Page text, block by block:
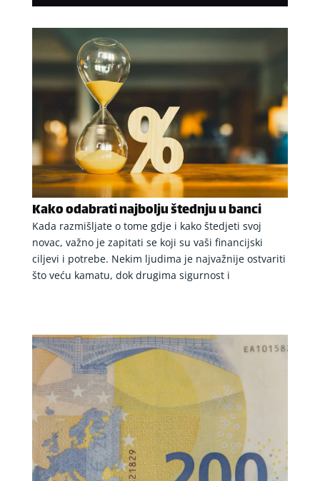
Kako odabrati najbolju štednju u banci
Kada razmišljate o tome gdje i kako štedjeti svoj
novac, važno je zapitati se koji su vaši financijski
ciljevi i potrebe. Nekim ljudima je najvažnije ostvariti
što veću kamatu, dok drugima sigurnost i